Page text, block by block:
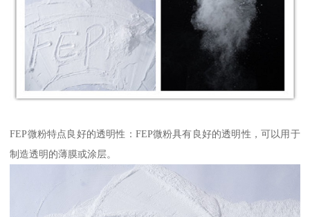
FEP微粉特点良好的透明性：FEP微粉具有良好的透明性，可以用于
制造透明的薄膜或涂层。